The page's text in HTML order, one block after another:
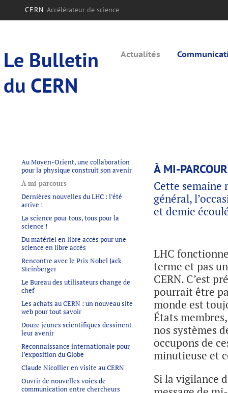
CERN Accélérateur de science
Le Bulletin
du CERN
Actualités
Au Moyen-Orient, une collaboration
pour la physique construit son avenir
À mi-parcours
Dernières nouvelles du LHC : l’été
arrive !
La science pour tous, tous pour la
science !
Du matériel en libre accès pour une
science en libre accès
Rencontre avec le Prix Nobel Jack
Steinberger
Le Bureau des utilisateurs change de
chef
Les achats au CERN : un nouveau site
web pour tout savoir
Douze jeunes scientifiques dessinent
leur avenir
Reconnaissance internationale pour
l’exposition du Globe
Claude Nicollier en visite au CERN
Ouvrir de nouvelles voies de
communication entre chercheurs
À MI-
Cette semaine
général,
et demie
LHC
terme et pas
CERN. C’est
pourrait être
monde est
États
nos systèmes
occupons de
minutieuse et
Si la vigilance